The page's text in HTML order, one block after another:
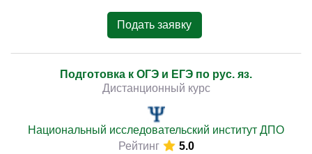
Подать заявку
Подготовка к ОГЭ и ЕГЭ по рус. яз.
Дистанционный курс
Национальный исследовательский институт ДПО
Рейтинг
5.0